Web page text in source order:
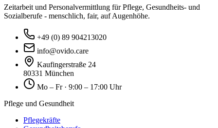
Zeitarbeit und Personalvermittlung für Pflege, Gesundheits- und
Sozialberufe - menschlich, fair, auf Augenhöhe.
+49 (0) 89 904213020
info@ovido.care
Kaufingerstraße 24
80331 München
Mo – Fr · 9:00 – 17:00 Uhr
Pflege und Gesundheit
Pflegekräfte